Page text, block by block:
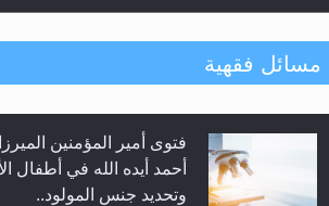
متطلَّبات التّحريك الجديد...
رأيٌ في لغة المسيح
السلام.. 4...
مسائل فقهية
فتوى أمير المؤمنين
أحمد أيده الله في أطفال
وتحديد جنس المولود..